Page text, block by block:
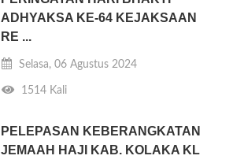
ADHYAKSA KE-64 KEJAKSAAN
RE ...
Selasa, 06 Agustus 2024
1514 Kali
PELEPASAN KEBERANGKATAN
JEMAAH HAJI KAB. KOLAKA KL